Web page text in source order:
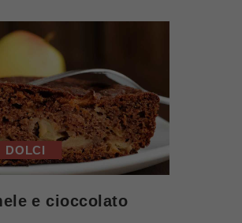
DOLCI
e cioccolato